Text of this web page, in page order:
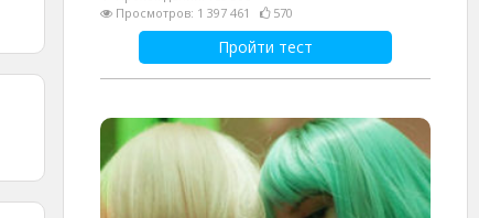
Просмотров: 1 397 461
570
Пройти тест